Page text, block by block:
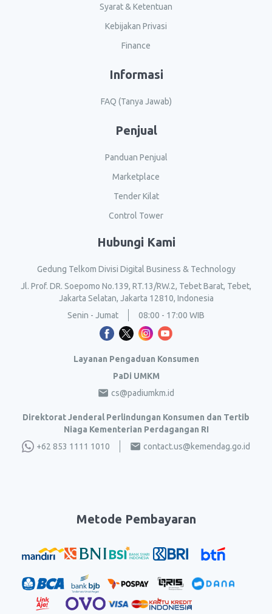
Syarat & Ketentuan
Kebijakan Privasi
Finance
Informasi
FAQ (Tanya Jawab)
Penjual
Panduan Penjual
Marketplace
Tender Kilat
Control Tower
Hubungi Kami
Gedung Telkom Divisi Digital Business & Technology
Jl. Prof. DR. Soepomo No.139, RT.13/RW.2, Tebet Barat, Tebet,
Jakarta Selatan, Jakarta 12810, Indonesia
Senin - Jumat
08:00 - 17:00 WIB
Layanan Pengaduan Konsumen
PaDi UMKM
cs@padiumkm.id
Direktorat Jenderal Perlindungan Konsumen dan Tertib
Niaga Kementerian Perdagangan RI
+62 853 1111 1010
contact.us@kemendag.go.id
Metode Pembayaran